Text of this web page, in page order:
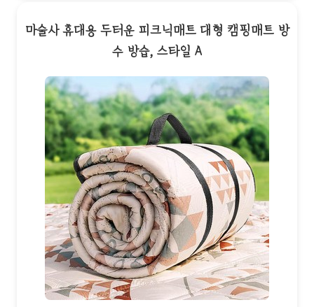
마술사 휴대용 두터운 피크닉매트 대형 캠핑매트 방
수 방습, 스타일 A